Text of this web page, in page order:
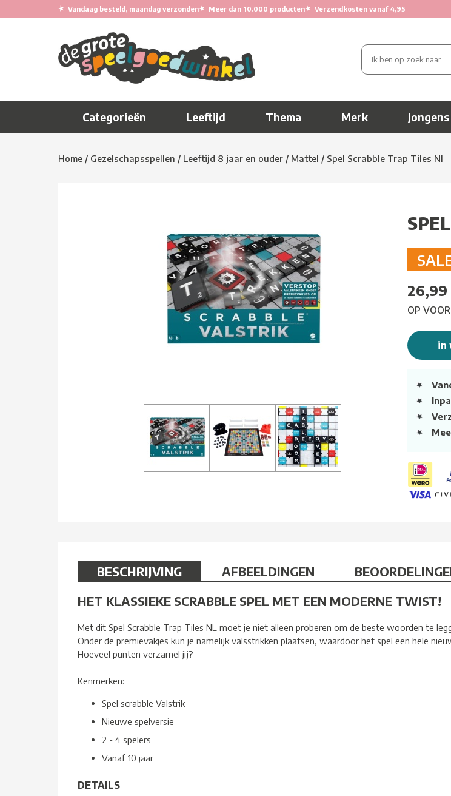
★ Vandaag besteld, maandag verzonden★ Meer dan 10.000 producten★ Verzendkosten vanaf 4,95
Categorieën Leeftijd Thema Merk Jongens
Home / Gezelschapsspellen / Leeftijd 8 jaar en ouder / Mattel / Spel Scrabble Trap Tiles Nl
26,99
OP
in
BESCHRIJVING AFBEELDINGEN
HET KLASSIEKE SCRABBLE SPEL MET EEN MODERNE TWIST!
Met dit Spel Scrabble Trap Tiles NL moet je niet alleen proberen om de beste woorden te
Onder de premievakjes kun je namelijk valsstrikken plaatsen, waardoor het spel een hele
Hoeveel punten verzamel jij?
Kenmerken:
Spel scrabble Valstrik
Nieuwe spelversie
2 - 4 spelers
Vanaf 10 jaar
DETAILS